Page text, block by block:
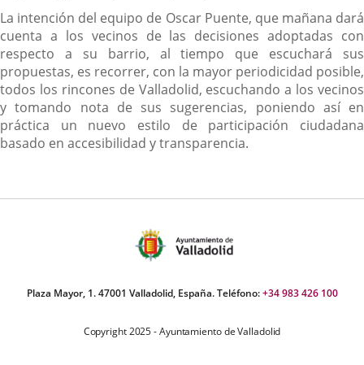
La intención del equipo de Oscar Puente, que mañana dará
cuenta a los vecinos de las decisiones adoptadas con
respecto a su barrio, al tiempo que escuchará sus
propuestas, es recorrer, con la mayor periodicidad posible,
todos los rincones de Valladolid, escuchando a los vecinos
y tomando nota de sus sugerencias, poniendo así en
práctica un nuevo estilo de participación ciudadana
basado en accesibilidad y transparencia.
Plaza Mayor, 1. 47001 Valladolid, España. Teléfono:+34 983 426 100
Copyright 2025 - Ayuntamiento de Valladolid